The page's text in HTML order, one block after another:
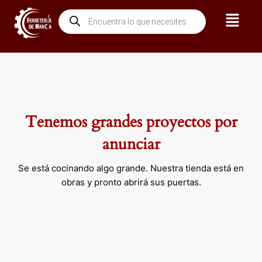
contenido
Búsqueda
de
productos
Menú
Tenemos grandes proyectos por
anunciar
Se está cocinando algo grande. Nuestra tienda está en
obras y pronto abrirá sus puertas.